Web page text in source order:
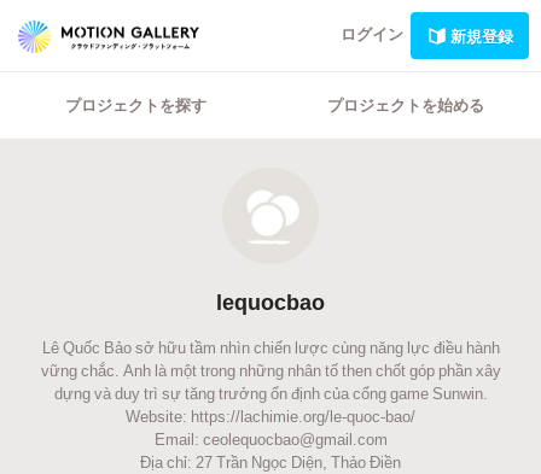
ログイン 新規登録
プロジェクトを探す プロジェクトを始める
lequocbao
Lê Quốc Bảo sở hữu tầm nhìn chiến lược cùng năng lực điều hành
vững chắc. Anh là một trong những nhân tố then chốt góp phần xây
dựng và duy trì sự tăng trưởng ổn định của cổng game Sunwin.
Website: https://lachimie.org/le-quoc-bao/
Email: ceolequocbao@gmail.com
Địa chỉ: 27 Trần Ngọc Diện, Thảo Điền